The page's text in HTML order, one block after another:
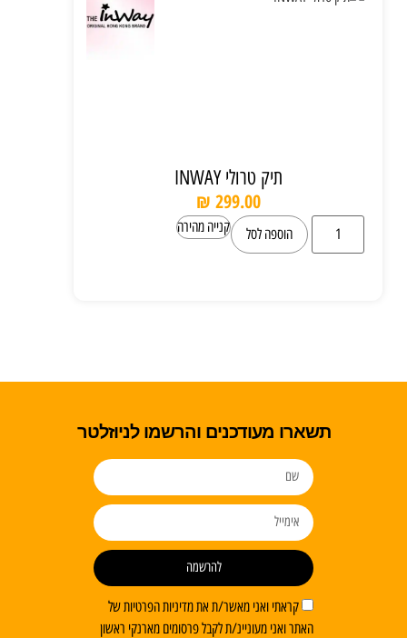
תיק טרולי INWAY
₪ 299.00
הוספה לסל קנייה מהירה
תשארו מעודכנים והרשמו לניוזלטר
קראתי ואני מאשר/ת את מדיניות הפרטיות של
האתר ואני מעוניינ/ת לקבל פרסומים מארנקי ראשון
להרשמה